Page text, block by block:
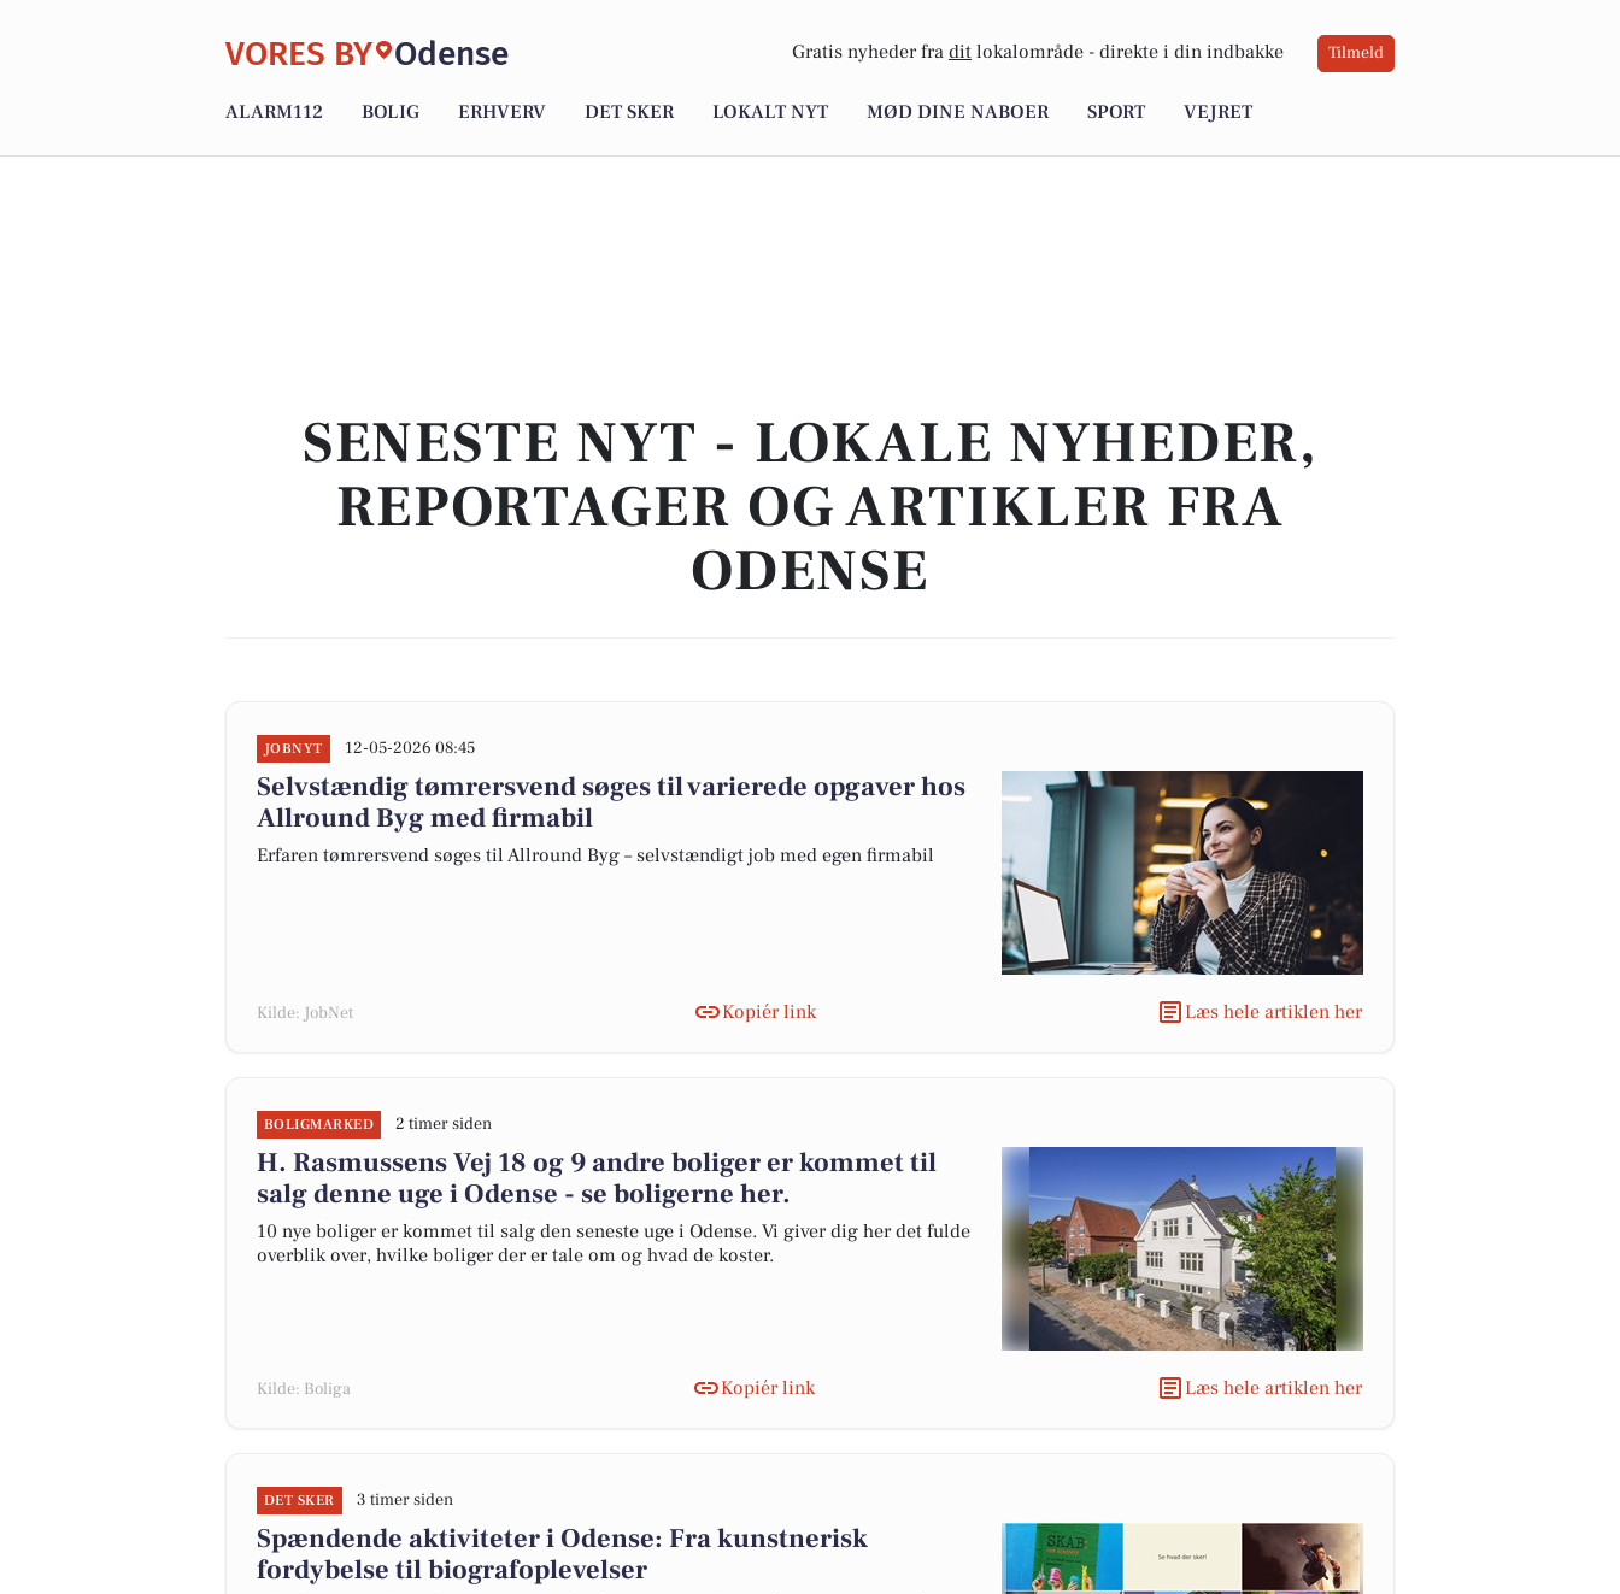
VORES BY Odense Gratis nyheder fra dit lokalområde - direkte i din indbakke Tilmeld
ALARM112 BOLIG ERHVERV DET SKER LOKALT NYT MØD DINE NABOER SPORT VEJRET
SENESTE NYT - LOKALE NYHEDER,
REPORTAGER OG ARTIKLER FRA
ODENSE
JOBNYT 12-05-2026 08:45
Selvstændig tømrersvend søges til varierede opgaver hos
Allround Byg med firmabil
Erfaren tømrersvend søges til Allround Byg – selvstændigt job med egen firmabil
Kilde: JobNet Kopiér link Læs hele artiklen her
BOLIGMARKED 2 timer siden
H. Rasmussens Vej 18 og 9 andre boliger er kommet til
salg denne uge i Odense - se boligerne her.
10 nye boliger er kommet til salg den seneste uge i Odense. Vi giver dig her det fulde
overblik over, hvilke boliger der er tale om og hvad de koster.
Kilde: Boliga Kopiér link Læs hele artiklen her
DET SKER 3 timer siden
Spændende aktiviteter i Odense: Fra kunstnerisk
fordybelse til biografoplevelser